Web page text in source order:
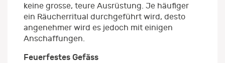
keine grosse, teure Ausrüstung. Je häufiger
ein Räucherritual durchgeführt wird, desto
angenehmer wird es jedoch mit einigen
Anschaffungen.
Feuerfestes Gefäss